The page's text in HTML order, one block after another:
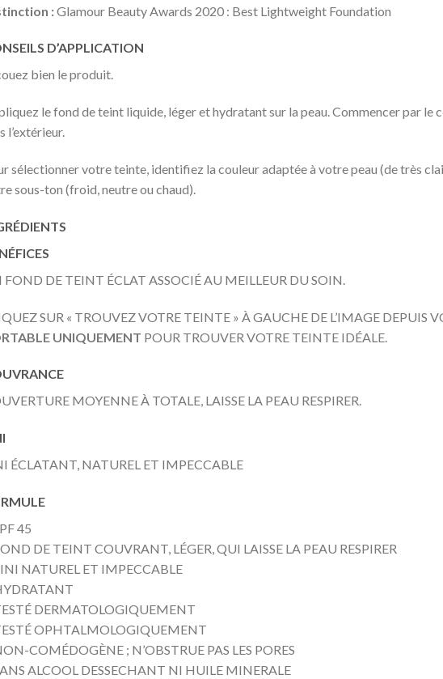
:Glamour Beauty Awards 2020 : Best Lightweight Foundation
D’APPLICATION
bien le produit.
le fond de teint liquide, léger et hydratant sur la peau. Commencer par le
l’extérieur.
sélectionner votre teinte, identifiez la couleur adaptée à votre peau (de très
sous-ton (froid, neutre ou chaud).
FOND DE TEINT ÉCLAT ASSOCIÉ AU MEILLEUR DU SOIN.
SUR « TROUVEZ VOTRE TEINTE » À GAUCHE DE L’IMAGE DEPUIS
UNIQUEMENT POUR TROUVER VOTRE TEINTE IDÉALE.
MOYENNE À TOTALE, LAISSE LA PEAU RESPIRER.
ÉCLATANT, NATUREL ET IMPECCABLE
45
DE TEINT COUVRANT, LÉGER, QUI LAISSE LA PEAU RESPIRER
NATUREL ET IMPECCABLE
DERMATOLOGIQUEMENT
OPHTALMOLOGIQUEMENT
COMÉDOGÈNE ; N’OBSTRUE PAS LES PORES
ALCOOL DESSECHANT NI HUILE MINERALE